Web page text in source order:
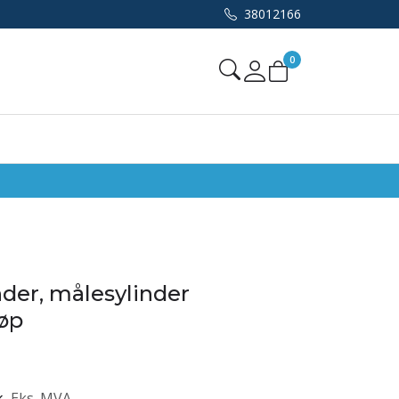
38012166
Mine sider
0
målesylinder